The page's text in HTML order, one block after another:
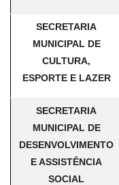
SECRETARIA
MUNICIPAL DE
CULTURA,
ESPORTE E LAZER
SECRETARIA
MUNICIPAL DE
DESENVOLVIMENTO
E ASSISTÊNCIA
SOCIAL